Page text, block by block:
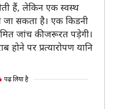
हैं, लेकिन एक स्वस्थ
जा सकता है। एक किडनी
जांच की जरूरत पड़ेगी।
होने पर प्रत्यारोपण यानि
पढ़ लिया है